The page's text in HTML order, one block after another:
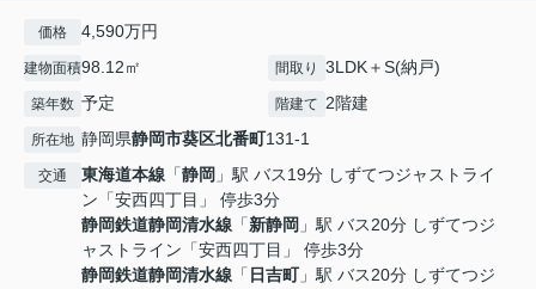
価格 4,590万円
建物面積98.12㎡ 間取り 3LDK＋S(納戸)
築年数 予定 階建て 2階建
所在地 静岡県静岡市葵区北番町131-1
交通 東海道本線 「静岡 」駅 バス19分 しずてつジャストライ
ン「安西四丁目」 停歩3分
静岡鉄道静岡清水線 「新静岡 」駅 バス20分 しずてつジ
ャストライン「安西四丁目」 停歩3分
静岡鉄道静岡清水線 「 日吉町」駅 バス20分 しずてつジ